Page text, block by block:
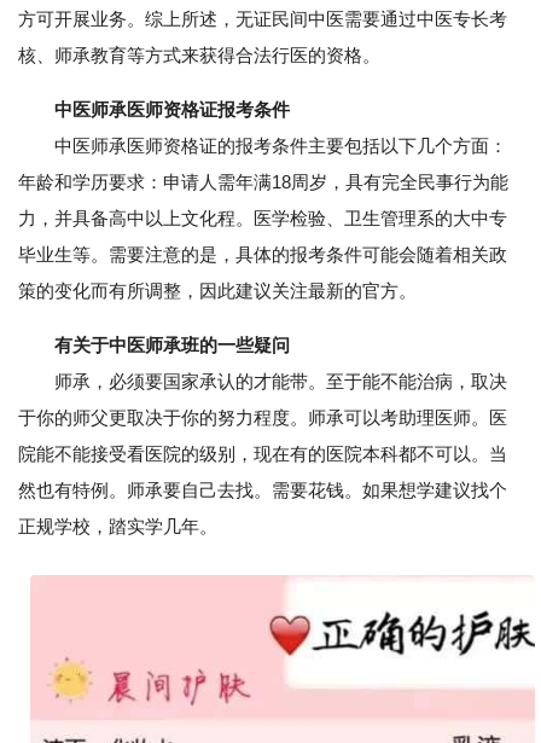
方可开展业务。综上所述，无证民间中医需要通过中医专长考
核、师承教育等方式来获得合法行医的资格。
中医师承医师资格证报考条件
中医师承医师资格证的报考条件主要包括以下几个方面：
年龄和学历要求：申请人需年满18周岁，具有完全民事行为能
力，并具备高中以上文化程。医学检验、卫生管理系的大中专
毕业生等。需要注意的是，具体的报考条件可能会随着相关政
策的变化而有所调整，因此建议关注最新的官方。
有关于中医师承班的一些疑问
师承，必须要国家承认的才能带。至于能不能治病，取决
于你的师父更取决于你的努力程度。师承可以考助理医师。医
院能不能接受看医院的级别，现在有的医院本科都不可以。当
然也有特例。师承要自己去找。需要花钱。如果想学建议找个
正规学校，踏实学几年。